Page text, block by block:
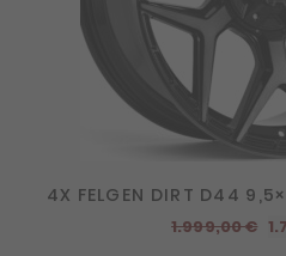
4X FELGEN DIRT D44
1.999,00€